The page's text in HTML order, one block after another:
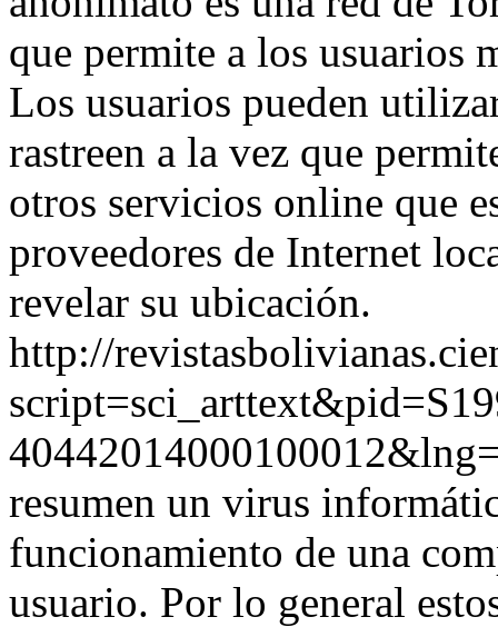
que permite a los usuarios
Los usuarios pueden
rastreen a la vez que
otros servicios online que
proveedores de Internet
revelar su ubicación.
http://
resumen un virus
funcionamiento de una
usuario. Por lo general